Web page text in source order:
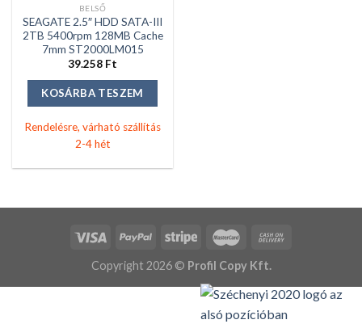
BELSŐ
SEAGATE 2.5″ HDD SATA-III
2TB 5400rpm 128MB Cache
7mm ST2000LM015
39.258 Ft
KOSÁRBA TESZEM
Rendelésre, várható szállítás
2-4 hét
Copyright 2026 © Profil Copy Kft.